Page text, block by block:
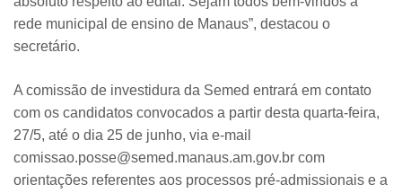
rede municipal de ensino de Manaus”, destacou o
secretário.
A comissão de investidura da Semed entrará em contato
com os candidatos convocados a partir desta quarta-feira,
27/5, até o dia 25 de junho, via e-mail
comissao.posse@semed.manaus.am.gov.br com
orientações referentes aos processos pré-admissionais e a